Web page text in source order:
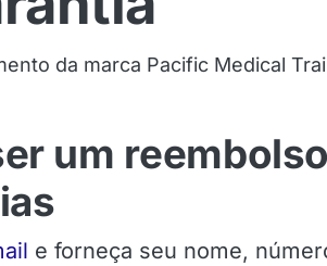
da marca Pacific Medical
um
Email
e forneça seu nome,